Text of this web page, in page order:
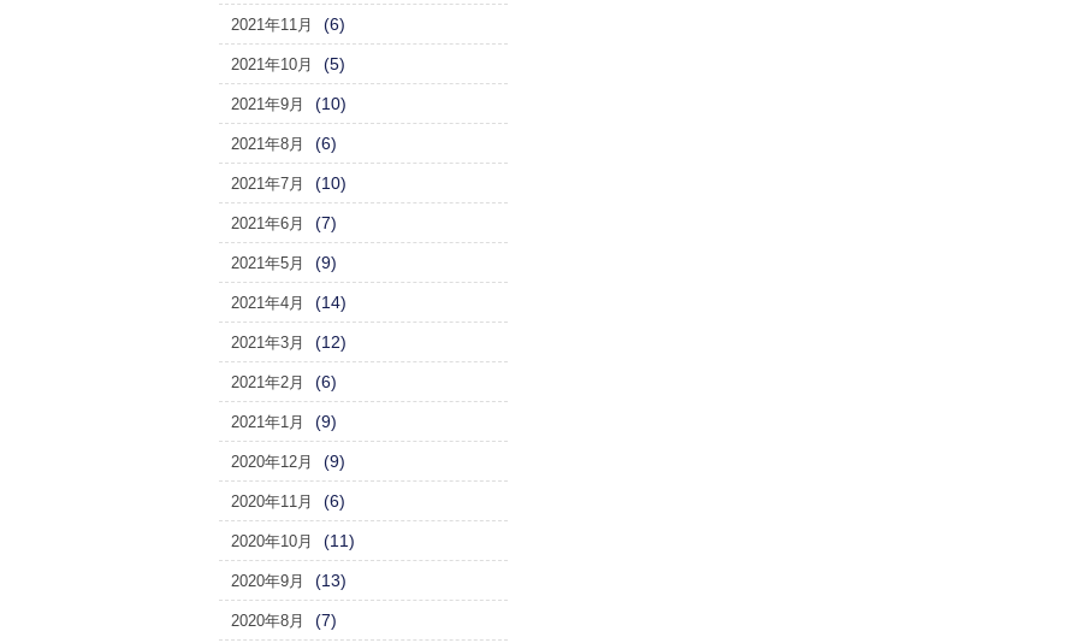
2021年11月 (6)
2021年10月 (5)
2021年9月 (10)
2021年8月 (6)
2021年7月 (10)
2021年6月 (7)
2021年5月 (9)
2021年4月 (14)
2021年3月 (12)
2021年2月 (6)
2021年1月 (9)
2020年12月 (9)
2020年11月 (6)
2020年10月 (11)
2020年9月 (13)
2020年8月 (7)